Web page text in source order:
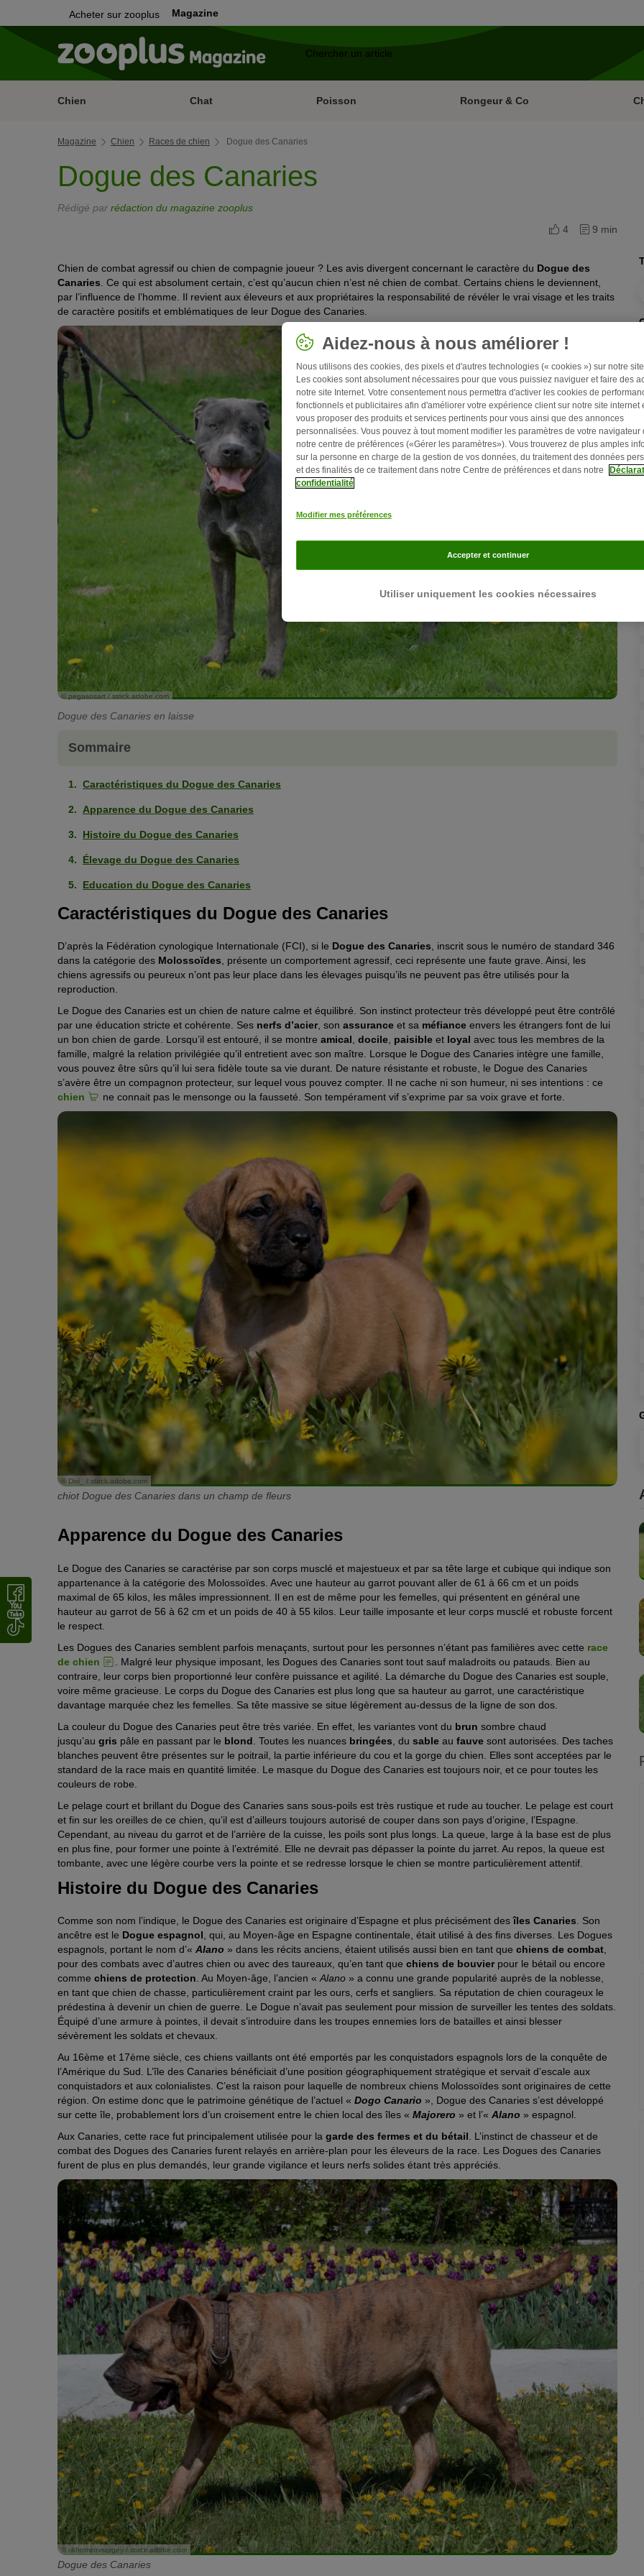
Acheter sur zooplus Magazine
Chien Chat Poisson Rongeur & Co
Magazine Chien Races de chien Dogue des Canaries
Dogue des Canaries
Rédigé par rédaction du magazine zooplus
4
9 min
Chien de combat agressif ou chien de compagnie joueur ? Les avis divergent concernant le caractère du Dogue des
Canaries . Ce qui est absolument certain, c’est qu’aucun chien n’est né chien de combat. Certains chiens le deviennent,
par l’influence de l’homme. Il revient aux éleveurs et aux propriétaires la responsabilité de révéler le vrai visage et les traits
de caractère positifs et emblématiques de leur Dogue des Canaries.
© pegasosart / stock.adobe.com
Dogue des Canaries en laisse
Sommaire
Caractéristiques du Dogue des Canaries
Apparence du Dogue des Canaries
Histoire du Dogue des Canaries
Élevage du Dogue des Canaries
Education du Dogue des Canaries
Caractéristiques du Dogue des Canaries
D’après la Fédération cynologique Internationale (FCI), si le Dogue des Canaries , inscrit sous le numéro de standard 346
dans la catégorie des Molossoïdes , présente un comportement agressif, ceci représente une faute grave. Ainsi, les
chiens agressifs ou peureux n’ont pas leur place dans les élevages puisqu’ils ne peuvent pas être utilisés pour la
reproduction.
Le Dogue des Canaries est un chien de nature calme et équilibré. Son instinct protecteur très développé peut être contrôlé
par une éducation stricte et cohérente. Ses nerfs d’acier, son assurance et sa méfiance envers les étrangers font de lui
un bon chien de garde. Lorsqu’il est entouré, il se montre amical docile paisible et loyal avec tous les membres de la
famille, malgré la relation privilégiée qu’il entretient avec son maître. Lorsque le Dogue des Canaries intègre une famille,
vous pouvez être sûrs qu’il lui sera fidèle toute sa vie durant. De nature résistante et robuste, le Dogue des Canaries
s’avère être un compagnon protecteur, sur lequel vous pouvez compter. Il ne cache ni son humeur, ni ses intentions : ce
chien
ne connait pas le mensonge ou la fausseté. Son tempérament vif s’exprime par sa voix grave et forte.
© Dixi_ / stock.adobe.com
chiot Dogue des Canaries dans un champ de fleurs
Apparence du Dogue des Canaries
Le Dogue des Canaries se caractérise par son corps musclé et majestueux et par sa tête large et cubique qui indique son
appartenance à la catégorie des Molossoïdes. Avec une hauteur au garrot pouvant aller de 61 à 66 cm et un poids
maximal de 65 kilos, les mâles impressionnent. Il en est de même pour les femelles, qui présentent en général une
hauteur au garrot de 56 à 62 cm et un poids de 40 à 55 kilos. Leur taille imposante et leur corps musclé et robuste forcent
le respect.
Les Dogues des Canaries semblent parfois menaçants, surtout pour les personnes n’étant pas familières avec cette race
de chien
. Malgré leur physique imposant, les Dogues des Canaries sont tout sauf maladroits ou patauds. Bien au
contraire, leur corps bien proportionné leur confère puissance et agilité. La démarche du Dogue des Canaries est souple,
voire même gracieuse. Le corps du Dogue des Canaries est plus long que sa hauteur au garrot, une caractéristique
davantage marquée chez les femelles. Sa tête massive se situe légèrement au-dessus de la ligne de son dos.
La couleur du Dogue des Canaries peut être très variée. En effet, les variantes vont du brun sombre chaud
jusqu’au gris pâle en passant par le blond . Toutes les nuances bringées , du sable au fauve sont autorisées. Des taches
blanches peuvent être présentes sur le poitrail, la partie inférieure du cou et la gorge du chien. Elles sont acceptées par le
standard de la race mais en quantité limitée. Le masque du Dogue des Canaries est toujours noir, et ce pour toutes les
couleurs de robe.
Le pelage court et brillant du Dogue des Canaries sans sous-poils est très rustique et rude au toucher. Le pelage est court
et fin sur les oreilles de ce chien, qu’il est d’ailleurs toujours autorisé de couper dans son pays d’origine, l’Espagne.
Cependant, au niveau du garrot et de l’arrière de la cuisse, les poils sont plus longs. La queue, large à la base est de plus
en plus fine, pour former une pointe à l’extrémité. Elle ne devrait pas dépasser la pointe du jarret. Au repos, la queue est
tombante, avec une légère courbe vers la pointe et se redresse lorsque le chien se montre particulièrement attentif.
Histoire du Dogue des Canaries
Comme son nom l’indique, le Dogue des Canaries est originaire d’Espagne et plus précisément desîles Canaries. Son
ancêtre est le Dogue espagnol, qui, au Moyen-âge en Espagne continentale, était utilisé à des fins diverses. Les Dogues
espagnols, portant le nom d’« Alano » dans les récits anciens, étaient utilisés aussi bien en tant que chiens de combat,
pour des combats avec d’autres chien ou avec des taureaux, qu’en tant que chiens de bouvierpour le bétail ou encore
comme chiens de protection. Au Moyen-âge, l’ancien «Alano » a connu une grande popularité auprès de la noblesse,
en tant que chien de chasse, particulièrement craint par les ours, cerfs et sangliers. Sa réputation de chien courageux le
prédestina à devenir un chien de guerre. Le Dogue n’avait pas seulement pour mission de surveiller les tentes des soldats.
Équipé d’une armure à pointes, il devait s’introduire dans les troupes ennemies lors de batailles et ainsi blesser
sévèrement les soldats et chevaux.
Au 16ème et 17ème siècle, ces chiens vaillants ont été emportés par les conquistadors espagnols lors de la conquête de
l’Amérique du Sud. L’île des Canaries bénéficiait d’une position géographiquement stratégique et servait d’escale aux
conquistadors et aux colonialistes. C’est la raison pour laquelle de nombreux chiens Molossoïdes sont originaires de cette
région. On estime donc que le patrimoine génétique de l’actuel « Dogo Canario », Dogue des Canaries s’est développé
sur cette île, probablement lors d’un croisement entre le chien local des îles « Majorero » et l’« Alano » espagnol.
Aux Canaries, cette race fut principalement utilisée pour la garde des fermes et du bétail. L’instinct de chasseur et de
combat des Dogues des Canaries furent relayés en arrière-plan pour les éleveurs de la race. Les Dogues des Canaries
furent de plus en plus demandés, leur grande vigilance et leurs nerfs solides étant très appréciés.
© tikhomirovsergey / stock.adobe.com
Dogue des Canaries
Aidez-nous à nous améliorer !
Nous utilisons des cookies, des pixels et d'autres technologies (« cookies ») sur notre
Les cookies sont absolument nécessaires pour que vous puissiez naviguer et faire des
notre site Internet. Votre consentement nous permettra d'activer les cookies de
fonctionnels et publicitaires afin d'améliorer votre expérience client sur notre site internet
vous proposer des produits et services pertinents pour vous ainsi que des annonces
personnalisées. Vous pouvez à tout moment modifier les paramètres de votre navigateur
notre centre de préférences («Gérer les paramètres»). Vous trouverez de plus amples
sur la personne en charge de la gestion de vos données, du traitement des données
et des finalités de ce traitement dans notre Centre de préférences et dans notre
confidentialité
Modifier mes préférences
Utiliser uniquement les cookies nécessaires
Accepter et continuer